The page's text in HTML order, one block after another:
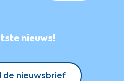
nieuws!
de nieuwsbrief
de nieuwsbrief